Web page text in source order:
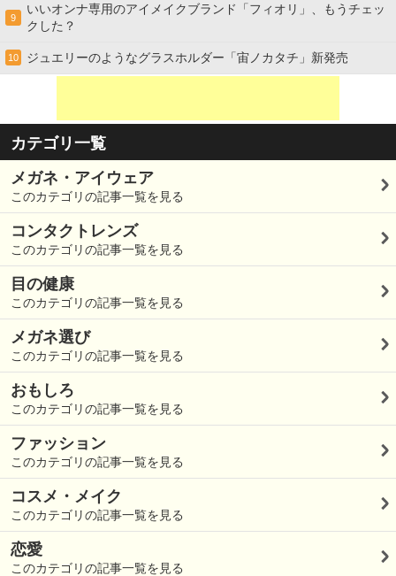
9
いいオンナ専用のアイメイクブランド「フィオリ」、もうチェッ
クした？
10 ジュエリーのようなグラスホルダー「宙ノカタチ」新発売
カテゴリ一覧
メガネ・アイウェア
このカテゴリの記事一覧を見る
コンタクトレンズ
このカテゴリの記事一覧を見る
目の健康
このカテゴリの記事一覧を見る
メガネ選び
このカテゴリの記事一覧を見る
おもしろ
このカテゴリの記事一覧を見る
ファッション
このカテゴリの記事一覧を見る
コスメ・メイク
このカテゴリの記事一覧を見る
恋愛
このカテゴリの記事一覧を見る